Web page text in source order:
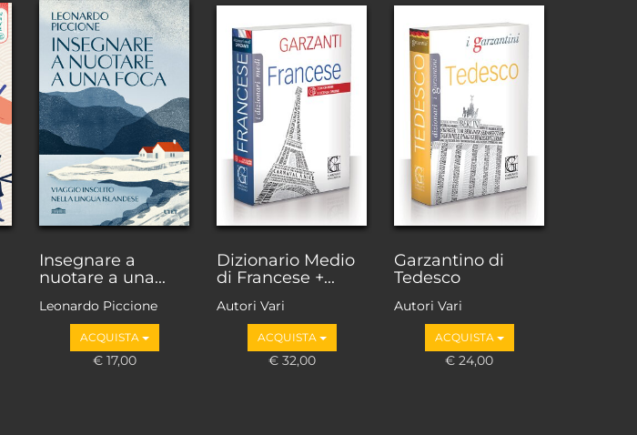
Insegnare a
nuotare a una...
Leonardo Piccione
ACQUISTA
€ 17,00
Dizionario Medio
di Francese +...
Autori Vari
ACQUISTA
€ 32,00
Garzantino di
Tedesco
Autori Vari
ACQUISTA
€ 24,00